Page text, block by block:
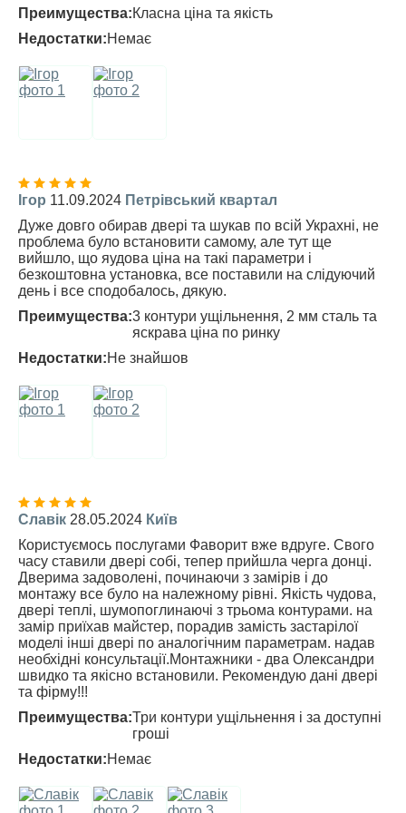
Преимущества:Класна ціна та якість
Недостатки:Немає
Ігор 11.09.2024 Петрівський квартал
Дуже довго обирав двері та шукав по всій Украхні, не
проблема було встановити самому, але тут ще
вийшло, що яудова ціна на такі параметри і
безкоштовна установка, все поставили на слідуючий
день і все сподобалось, дякую.
Преимущества:3 контури ущільнення, 2 мм сталь та
яскрава ціна по ринку
Недостатки:Не знайшов
Славік 28.05.2024 Київ
Користуємось послугами Фаворит вже вдруге. Свого
часу ставили двері собі, тепер прийшла черга донці.
Дверима задоволені, починаючи з замірів і до
монтажу все було на належному рівні. Якість чудова,
двері теплі, шумопоглинаючі з трьома контурами. на
замір приїхав майстер, порадив замість застарілої
моделі інші двері по аналогічним параметрам. надав
необхідні консультації.Монтажники - два Олександри
швидко та якісно встановили. Рекомендую дані двері
та фірму!!!
Преимущества:Три контури ущільнення і за доступні
гроші
Недостатки:Немає